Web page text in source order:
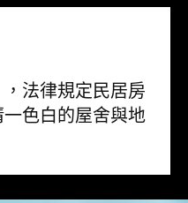
法律規定民居房
色白的屋舍與地